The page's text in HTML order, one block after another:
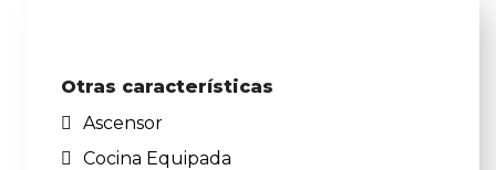
Otras características
Ascensor
Cocina Equipada